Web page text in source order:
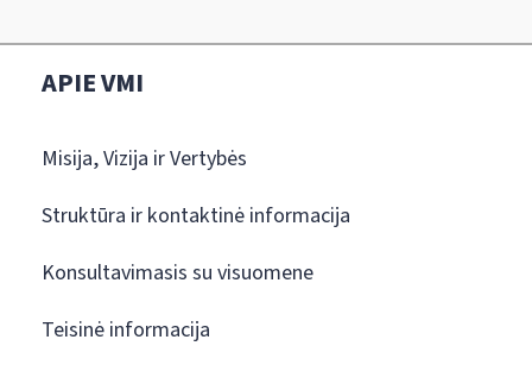
APIE VMI
Misija, Vizija ir Vertybės
Struktūra ir kontaktinė informacija
Konsultavimasis su visuomene
Teisinė informacija